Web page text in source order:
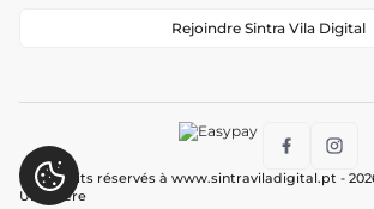
Rejoindre Sintra Vila Digital
Tous droits réservés à www.sintraviladigital.pt -
Ubiwhere